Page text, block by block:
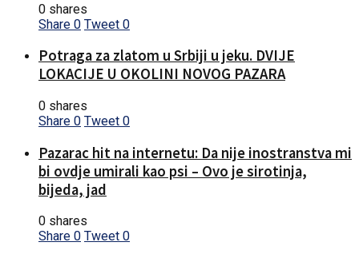
0 shares
Share 0 Tweet 0
Potraga za zlatom u Srbiji u jeku. DVIJE
LOKACIJE U OKOLINI NOVOG PAZARA
0 shares
Share 0 Tweet 0
Pazarac hit na internetu: Da nije inostranstva mi
bi ovdje umirali kao psi – Ovo je sirotinja,
bijeda, jad
0 shares
Share 0 Tweet 0